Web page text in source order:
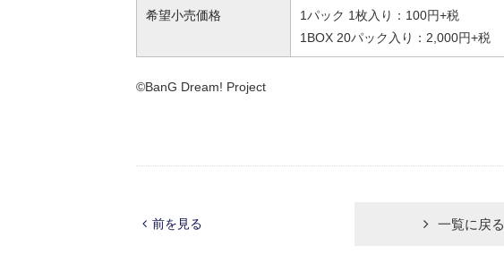
希望小売価格
1パック 1枚入り：100円+税
1BOX 20パック入り：2,000円+税
©BanG Dream! Project
前を見る 一覧に戻る